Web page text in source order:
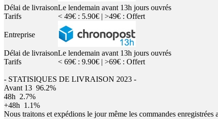
Délai de livraisonLe lendemain avant 13h jours ouvrés
Tarifs
< 49€ : 5.90€ | >49€ : Offert
Entreprise
Délai de livraisonLe lendemain avant 13h jours ouvrés
Tarifs
< 69€ : 9.90€ | >69€ : Offert
- STATISIQUES DE LIVRAISON 2023 -
Avant 13 96.2%
48h 2.7%
+48h 1.1%
Nous traitons et expédions le jour même les commandes